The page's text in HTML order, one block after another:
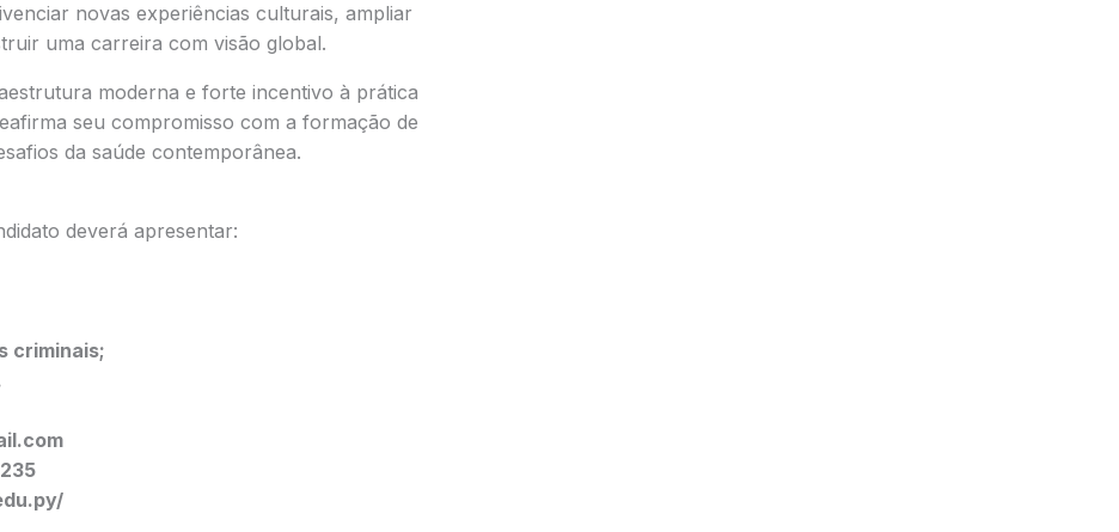
novas experiências culturais, ampliar
uma carreira com visão global.
moderna e forte incentivo à prática
seu compromisso com a formação de
da saúde contemporânea.
deverá apresentar:
criminais;